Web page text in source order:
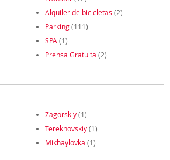
Alquiler de bicicletas (2)
Parking(111)
SPA (1)
Prensa Gratuita (2)
Zagorskiy(1)
Terekhovskiy(1)
Mikhaylovka (1)